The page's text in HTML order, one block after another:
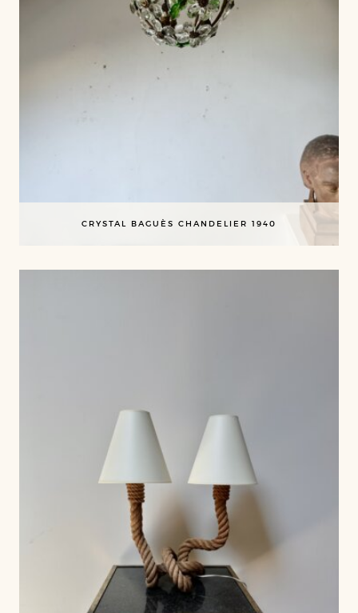
CRYSTAL BAGUÈS CHANDELIER 1940